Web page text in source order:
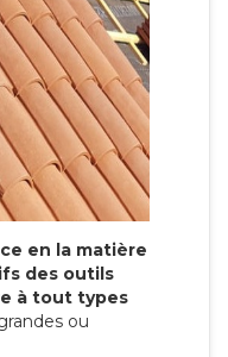
en la matière
des outils
à tout types
ou